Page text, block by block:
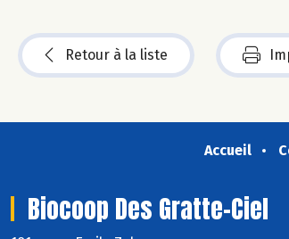
Retour à la liste
Accueil
Biocoop Des Gratte-Ciel